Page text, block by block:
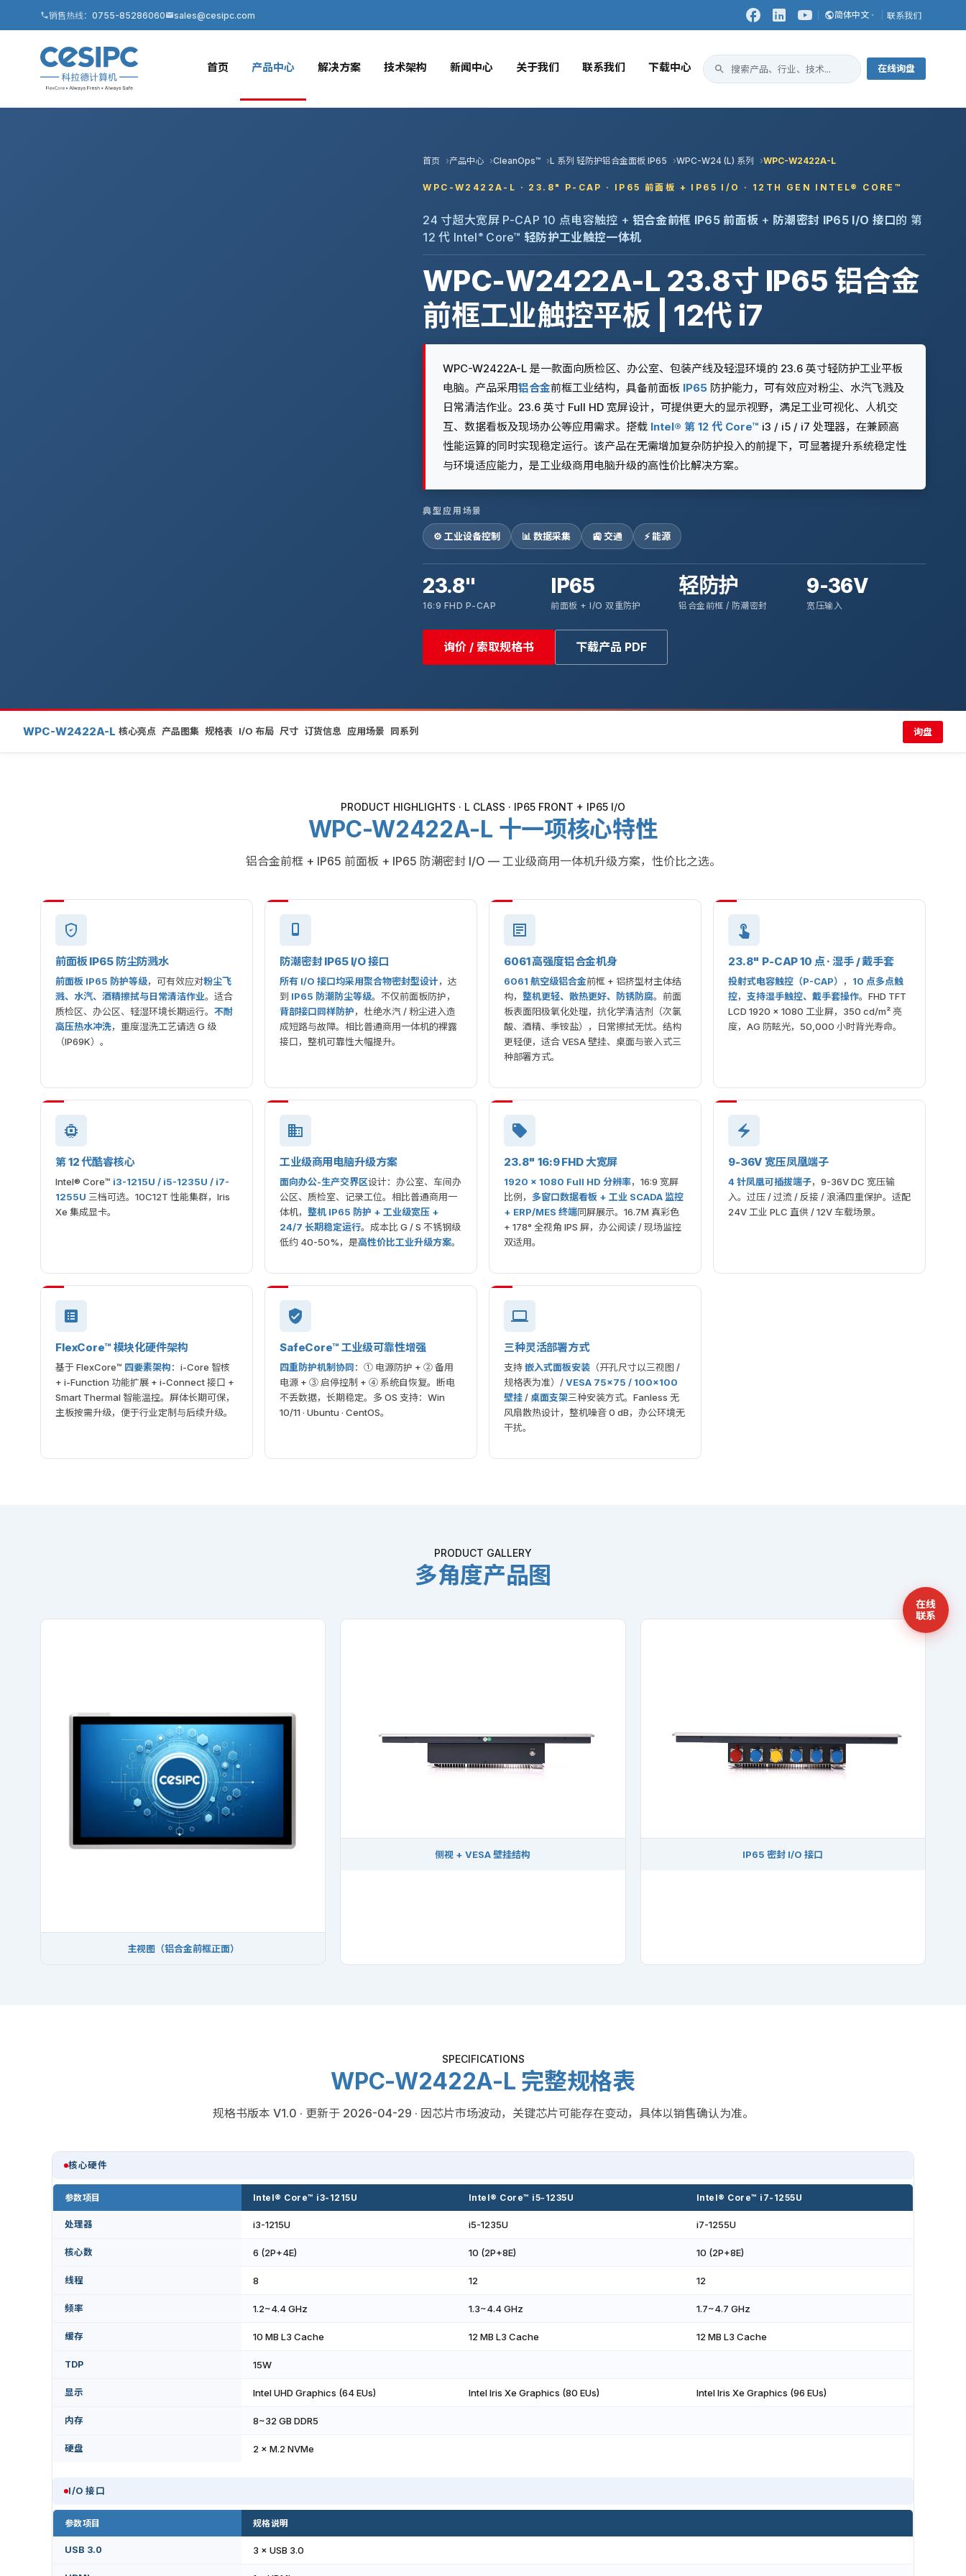
销售热线： 0755-85286060 sales@cesipc.com 简体中文 联系我们
首页 产品中心 解决方案 技术架构 新闻中心 关于我们 联系我们 下载中心 在线询盘
首页 产品中心 CleanOps™ L 系列 轻防护铝合金面板 IP65 WPC-W24 (L) 系列 WPC-W2422A-L
WPC-W2422A-L · 23.8" P-CAP · IP65 前面板 + IP65 I/O · 12TH GEN INTEL® CORE™
24 寸超大宽屏 P-CAP 10 点电容触控 + 铝合金前框 IP65 前面板 + 防潮密封 IP65 I/O 接口的 第
12 代 Intel ®Core™ 轻防护工业触控一体机
WPC-W2422A-L 23.8寸 IP65 铝合金
前框工业触控平板 | 12代 i7
WPC-W2422A-L 是一款面向质检区、办公室、包装产线及轻湿环境的 23.6 英寸轻防护工业平板
电脑。产品采用铝合金前框工业结构，具备前面板 IP65 防护能力，可有效应对粉尘、水汽飞溅及
日常清洁作业。23.6 英寸 Full HD 宽屏设计，可提供更大的显示视野，满足工业可视化、人机交
互、数据看板及现场办公等应用需求。搭载 Intel® 第 12 代 Core™ i3 / i5 / i7 处理器，在兼顾高
性能运算的同时实现稳定运行。该产品在无需增加复杂防护投入的前提下，可显著提升系统稳定性
与环境适应能力，是工业级商用电脑升级的高性价比解决方案。
典型应用场景
⚙️ 工业设备控制 📊 数据采集 🚉 交通 ⚡ 能源
23.8"
16:9 FHD P-CAP
IP65
前面板 + I/O 双重防护
轻防护
铝合金前框 / 防潮密封
9-36V
宽压输入
询价 / 索取规格书 下载产品 PDF
WPC-W2422A-L 核心亮点 产品图集 规格表 I/O 布局 尺寸 订货信息 应用场景 同系列 询盘
PRODUCT HIGHLIGHTS · L CLASS · IP65 FRONT + IP65 I/O
WPC-W2422A-L 十一项核心特性
铝合金前框 + IP65 前面板 + IP65 防潮密封 I/O — 工业级商用一体机升级方案，性价比之选。
前面板 IP65 防尘防溅水
前面板 IP65 防护等级，可有效应对粉尘飞
溅、水汽、酒精擦拭与日常清洁作业。适合
质检区、办公区、轻湿环境长期运行。 不耐
高压热水冲洗，重度湿洗工艺请选 G 级
（IP69K）。
防潮密封 IP65 I/O 接口
所有 I/O 接口均采用聚合物密封型设计，达
到 IP65 防潮防尘等级。不仅前面板防护，
背部接口同样防护，杜绝水汽 / 粉尘进入造
成短路与故障。相比普通商用一体机的裸露
接口，整机可靠性大幅提升。
6061 高强度铝合金机身
6061 航空级铝合金前框 + 铝挤型材主体结
构， 整机更轻、散热更好、防锈防腐。前面
板表面阳极氧化处理，抗化学清洁剂（次氯
酸、酒精、季铵盐），日常擦拭无忧。结构
更轻便，适合 VESA 壁挂、桌面与嵌入式三
种部署方式。
23.8" P-CAP 10 点 · 湿手 / 戴手套
投射式电容触控（P-CAP） ， 10 点多点触
控， 支持湿手触控、戴手套操作。FHD TFT
LCD 1920 × 1080 工业屏，350 cd/m² 亮
度，AG 防眩光，50,000 小时背光寿命。
第 12 代酷睿核心
Intel® Core™ i3-1215U / i5-1235U / i7-
1255U 三档可选。10C12T 性能集群，Iris
Xe 集成显卡。
工业级商用电脑升级方案
面向办公-生产交界区设计：办公室、车间办
公区、质检室、记录工位。相比普通商用一
体机， 整机 IP65 防护 + 工业级宽压 +
24/7 长期稳定运行。成本比 G / S 不锈钢级
低约 40-50%，是高性价比工业升级方案。
23.8" 16:9 FHD 大宽屏
1920 × 1080 Full HD 分辨率，16:9 宽屏
比例， 多窗口数据看板 + 工业 SCADA 监控
+ ERP/MES 终端同屏展示。16.7M 真彩色
+ 178° 全视角 IPS 屏，办公阅读 / 现场监控
双适用。
9-36V 宽压凤凰端子
4 针凤凰可插拔端子，9-36V DC 宽压输
入。过压 / 过流 / 反接 / 浪涌四重保护。适配
24V 工业 PLC 直供 / 12V 车载场景。
FlexCore™ 模块化硬件架构
基于 FlexCore™ 四要素架构：i-Core 智核
+ i-Function 功能扩展 + i-Connect 接口 +
Smart Thermal 智能温控。屏体长期可保，
主板按需升级，便于行业定制与后续升级。
SafeCore™ 工业级可靠性增强
四重防护机制协同：① 电源防护 + ② 备用
电源 + ③ 启停控制 + ④ 系统自恢复。断电
不丢数据，长期稳定。多 OS 支持：Win
10/11 · Ubuntu · CentOS。
三种灵活部署方式
支持嵌入式面板安装 （开孔尺寸以三视图 /
规格表为准）/VESA 75×75 / 100×100
壁挂 / 桌面支架三种安装方式。Fanless 无
风扇散热设计，整机噪音 0 dB，办公环境无
干扰。
PRODUCT GALLERY
多角度产品图
主视图（铝合金前框正面）
侧视 + VESA 壁挂结构 IP65 密封 I/O 接口
SPECIFICATIONS
WPC-W2422A-L 完整规格表
规格书版本 V1.0 · 更新于 2026-04-29 · 因芯片市场波动，关键芯片可能存在变动，具体以销售确认为准。
核心硬件
参数项目 Intel® Core™ i3-1215U Intel® Core™ i5-1235U Intel® Core™ i7-1255U
处理器 i3-1215U i5-1235U i7-1255U
核心数 6 (2P+4E) 10 (2P+8E) 10 (2P+8E)
线程 8 12 12
频率 1.2~4.4 GHz 1.3~4.4 GHz 1.7~4.7 GHz
缓存 10 MB L3 Cache 12 MB L3 Cache 12 MB L3 Cache
TDP 15W
显示 Intel UHD Graphics (64 EUs) Intel Iris Xe Graphics (80 EUs) Intel Iris Xe Graphics (96 EUs)
内存 8~32 GB DDR5
硬盘 2 × M.2 NVMe
I/O 接口
参数项目 规格说明
USB 3.0 3 × USB 3.0
在线
联系